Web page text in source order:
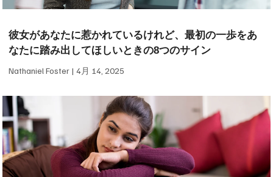
彼女があなたに惹かれているけれど、最初の一歩をあ
なたに踏み出してほしいときの8つのサイン
Nathaniel Foster 4月 14, 2025